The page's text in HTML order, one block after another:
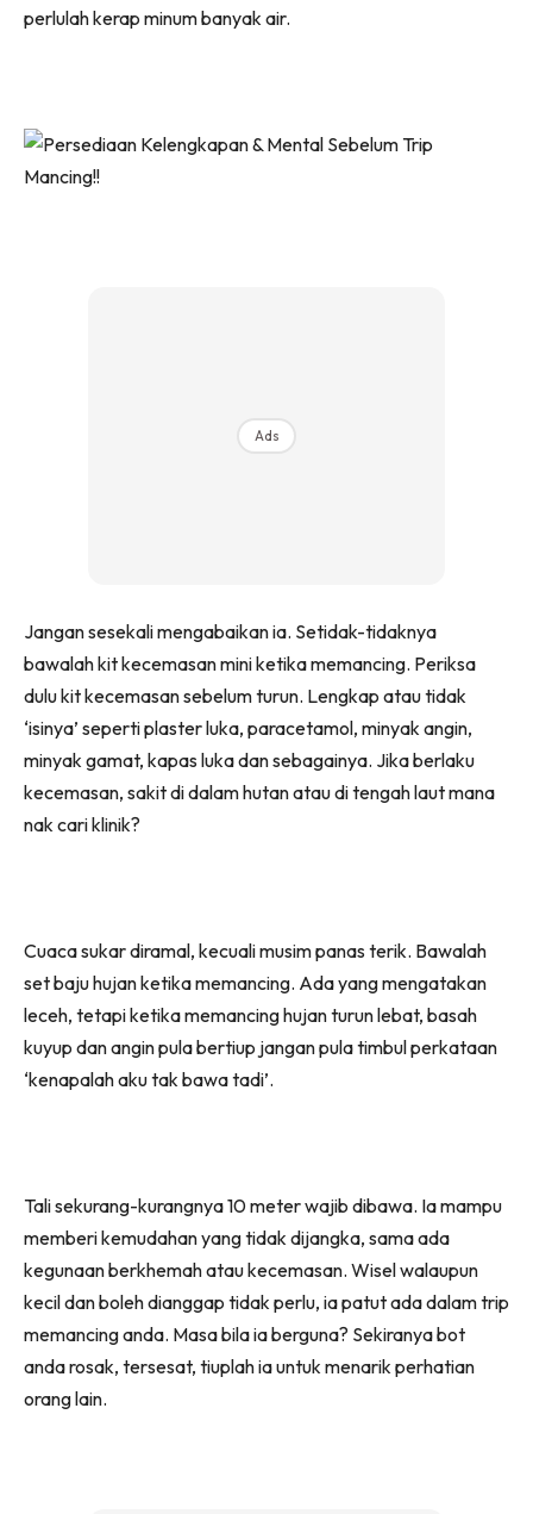
perlulah kerap minum banyak air.
Ads
Jangan sesekali mengabaikan ia. Setidak-tidaknya
bawalah kit kecemasan mini ketika memancing. Periksa
dulu kit kecemasan sebelum turun. Lengkap atau tidak
‘isinya’ seperti plaster luka, paracetamol, minyak angin,
minyak gamat, kapas luka dan sebagainya. Jika berlaku
kecemasan, sakit di dalam hutan atau di tengah laut mana
nak cari klinik?
Cuaca sukar diramal, kecuali musim panas terik. Bawalah
set baju hujan ketika memancing. Ada yang mengatakan
leceh, tetapi ketika memancing hujan turun lebat, basah
kuyup dan angin pula bertiup jangan pula timbul perkataan
‘kenapalah aku tak bawa tadi’.
Tali sekurang-kurangnya 10 meter wajib dibawa. Ia mampu
memberi kemudahan yang tidak dijangka, sama ada
kegunaan berkhemah atau kecemasan. Wisel walaupun
kecil dan boleh dianggap tidak perlu, ia patut ada dalam trip
memancing anda. Masa bila ia berguna? Sekiranya bot
anda rosak, tersesat, tiuplah ia untuk menarik perhatian
orang lain.